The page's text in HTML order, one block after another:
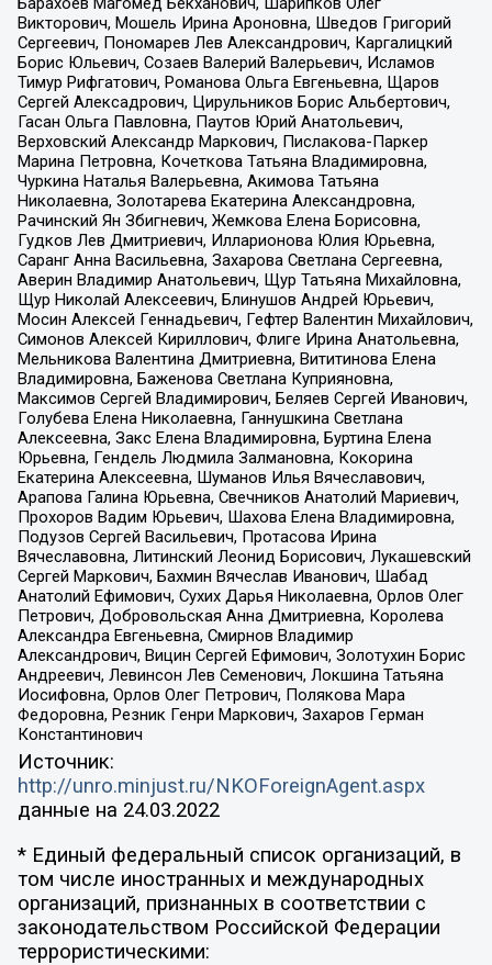
Викторович, Мошель Ирина Ароновна, Шведов Григорий
Сергеевич, Пономарев Лев Александрович, Каргалицкий
Борис Юльевич, Созаев Валерий Валерьевич, Исламов
Тимур Рифгатович, Романова Ольга Евгеньевна, Щаров
Сергей Алексадрович, Цирульников Борис Альбертович,
Гасан Ольга Павловна, Паутов Юрий Анатольевич,
Верховский Александр Маркович, Пислакова-Паркер
Марина Петровна, Кочеткова Татьяна Владимировна,
Чуркина Наталья Валерьевна, Акимова Татьяна
Николаевна, Золотарева Екатерина Александровна,
Рачинский Ян Збигневич, Жемкова Елена Борисовна,
Гудков Лев Дмитриевич, Илларионова Юлия Юрьевна,
Саранг Анна Васильевна, Захарова Светлана Сергеевна,
Аверин Владимир Анатольевич, Щур Татьяна Михайловна,
Щур Николай Алексеевич, Блинушов Андрей Юрьевич,
Мосин Алексей Геннадьевич, Гефтер Валентин Михайлович,
Симонов Алексей Кириллович, Флиге Ирина Анатольевна,
Мельникова Валентина Дмитриевна, Вититинова Елена
Владимировна, Баженова Светлана Куприяновна,
Максимов Сергей Владимирович, Беляев Сергей Иванович,
Голубева Елена Николаевна, Ганнушкина Светлана
Алексеевна, Закс Елена Владимировна, Буртина Елена
Юрьевна, Гендель Людмила Залмановна, Кокорина
Екатерина Алексеевна, Шуманов Илья Вячеславович,
Арапова Галина Юрьевна, Свечников Анатолий Мариевич,
Прохоров Вадим Юрьевич, Шахова Елена Владимировна,
Подузов Сергей Васильевич, Протасова Ирина
Вячеславовна, Литинский Леонид Борисович, Лукашевский
Сергей Маркович, Бахмин Вячеслав Иванович, Шабад
Анатолий Ефимович, Сухих Дарья Николаевна, Орлов Олег
Петрович, Добровольская Анна Дмитриевна, Королева
Александра Евгеньевна, Смирнов Владимир
Александрович, Вицин Сергей Ефимович, Золотухин Борис
Андреевич, Левинсон Лев Семенович, Локшина Татьяна
Иосифовна, Орлов Олег Петрович, Полякова Мара
Федоровна, Резник Генри Маркович, Захаров Герман
Константинович
Источник:
http://unro.minjust.ru/NKOForeignAgent.aspx
данные на 24.03.2022
* Единый федеральный список организаций, в
том числе иностранных и международных
организаций, признанных в соответствии с
законодательством Российской Федерации
террористическими: